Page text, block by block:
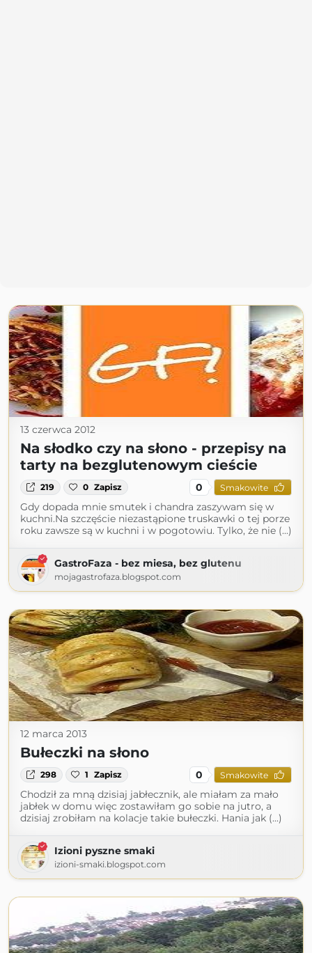
13 czerwca 2012
Na słodko czy na słono - przepisy na
tarty na bezglutenowym cieście
219 0 Zapisz 0 Smakowite
Gdy dopada mnie smutek i chandra zaszywam się w
kuchni.Na szczęście niezastąpione truskawki o tej porze
roku zawsze są w kuchni i w pogotowiu. Tylko, że nie (...)
GastroFaza - bez miesa, bez glutenu
mojagastrofaza.blogspot.com
12 marca 2013
Bułeczki na słono
298 1 Zapisz 0 Smakowite
Chodził za mną dzisiaj jabłecznik, ale miałam za mało
jabłek w domu więc zostawiłam go sobie na jutro, a
dzisiaj zrobiłam na kolacje takie bułeczki. Hania jak (...)
Izioni pyszne smaki
izioni-smaki.blogspot.com